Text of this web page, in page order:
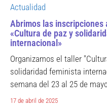
Actualidad
Abrimos las inscripciones
«Cultura de paz y
internacional»
Organizamos el taller
solidaridad feminista
semana del 23 al 25 de
17 de abril de 2025